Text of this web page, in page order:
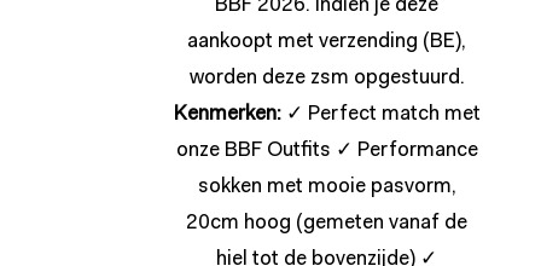
BBF 2026. Indien je deze
aankoopt met verzending (BE),
worden deze zsm opgestuurd.
Kenmerken:✓ Perfect match met
onze BBF Outfits ✓ Performance
sokken met mooie pasvorm,
20cm hoog (gemeten vanaf de
hiel tot de bovenzijde) ✓